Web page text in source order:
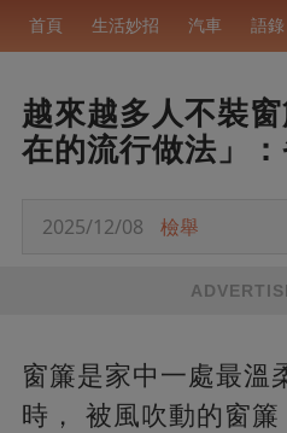
首頁 生活妙招 汽車 語錄
越來越多人不裝
在的流行做法」
2025/12/08 檢舉
窗簾是家中一處最溫
時， 被風吹動的窗簾